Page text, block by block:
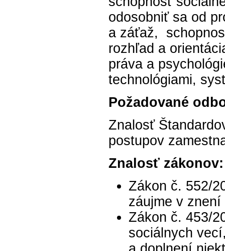
odosobniť sa od
a záťaž,
rozhľad a
práva a
technológiami,
Požadované
Znalosť
postupov
Znalosť zákonov:
Zákon č. 552/
záujme v
Zákon č. 453/
sociálnych